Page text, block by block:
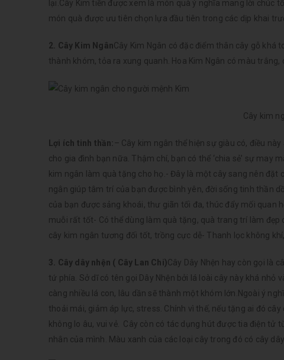
lại.Cây Kim tiền được xem là món quà ý nghĩa mang lời chúc
món quà được ưu tiên chọn lựa đầu tiên trong các dịp khai
2. Cây Kim NgânCây Kim Ngân có đặc điểm thân cây gỗ khá
thành khóm, tỏa ra xung quanh. Hoa Kim Ngân có màu
Cây kim
Lợi ích tinh thần: – Cây kim ngân thể hiện sự giàu có, điều
cho gia đình bạn nữa. Thậm chí, bạn có thể ‘chia sẻ’ sự
kim ngân làm quà tặng cho họ.- Đây là một cây sang nên
ngân giúp tâm trí của bạn được bình yên, đời sống tinh thần
của bạn được sảng khoái, thư giãn tối đa, thúc đẩy mối quan
muỗi rất tốt- Có thể dùng làm quà tặng, quà trang trí làm
cây kim ngân tương đối tốt, trồng cực dễ- Thanh lọc không
3. Cây dây nhện ( Cây Lan Chi)Cây Dây Nhện hay còn gọi là
tứ phía. Sở dĩ có tên gọi Dây Nhện bởi lá loài cây này khá
càng nhiều lá con, lâu dần sẽ thành một khóm lớn.Ngoài ý
thoải mái, giảm áp lực, stress. Chính vì thế, nếu tặng ai đó
không lo âu, vui vẻ. Cây còn có tác dụng hút được tia điện
nhân của mình. Màu xanh của các loại cây trong đó có cây